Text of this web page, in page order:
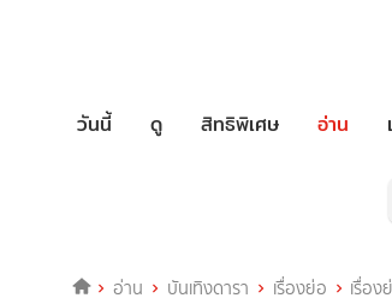
วันนี้ ดู สิทธิพิเศษ อ่าน
อ่าน บันเทิงดารา เรื่องย่อ เรื่อง